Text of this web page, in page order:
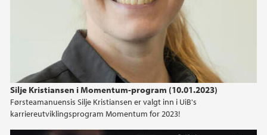
Silje Kristiansen i Momentum-program (10.01.2023)
Førsteamanuensis Silje Kristiansen er valgt inn i UiB's
karriereutviklingsprogram Momentum for 2023!